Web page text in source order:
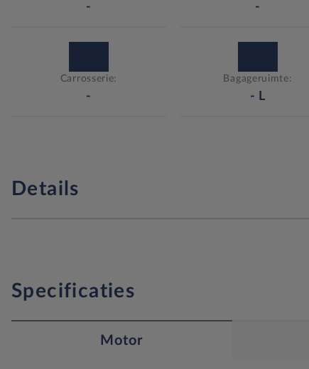
- -
Carrosserie:
-
Bagageruimte:
- L
Details
Specificaties
Motor